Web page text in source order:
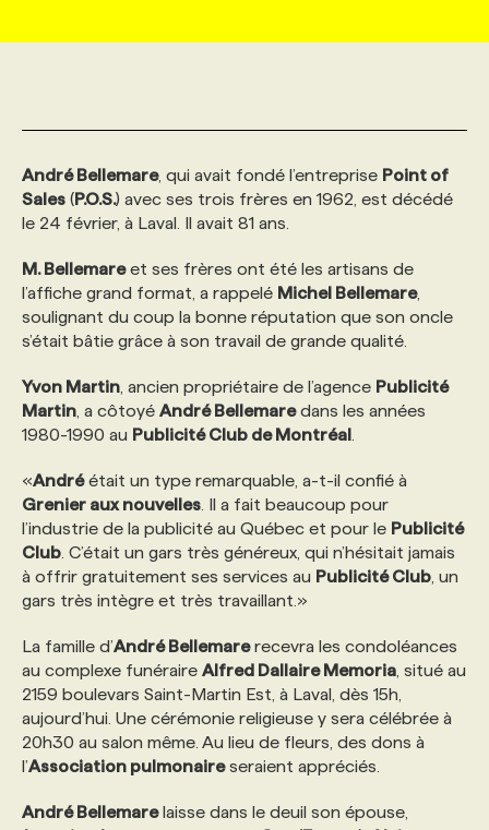
AFFAIRES DE L'INDUSTRIE
INITIATIVES NUMÉRIQUES
PRIX ET DISTINCTIONS
TENDANCES
WEB & MÉDIAS SOCIAUX
MARKETING DURABLE
GEO/SEO
ÉVÉNEMENTIEL
NOS AUTEUR‧RICES
INFOLETTRE PUBLICITÉ
ANNONCEZ AVEC NOUS
CONSULTER LA CVTHÈQUE
PROFIL ENTREPRISE
FAQ
ANNONCEZ AVEC NOUS
VOIR LES OFFRES
PROFIL CANDIDAT
FAQ
ANNONCEZ AVEC NOUS
NOS FORMATIONS EN LIGNE
NOS PARCOURS DE FORMATIONS
FORMATIONS PERSONNALISÉES
NOS FORMATEUR‧RICES
POURQUOI CHOISIR NOS FORMATIONS
NOS TARIFS
PROGRAMMES DE SUBVENTIONS
FAQ
ANNONCEZ AVEC NOUS
CHASSE DE TÊTE
SERVICE DE CHASSE DE TÊTE
NOS TARIFS
NOS EXPERTISES
FAQ
ANNONCEZ AVEC NOUS
André Bellemare, qui avait fondé l’entreprise Point of
Sales (P.O.S.) avec ses trois frères en 1962, est décédé
le 24 février, à Laval. Il avait 81 ans.
M. Bellemareet ses frères ont été les artisans de
l’affiche grand format, a rappelé Michel Bellemare,
soulignant du coup la bonne réputation que son oncle
s’était bâtie grâce à son travail de grande qualité.
Yvon Martin , ancien propriétaire de l’agence Publicité
Martin , a côtoyé André Bellemaredans les années
1980-1990 au Publicité Club de Montréal
«Andréétait un type remarquable, a-t-il confié à
Grenier aux nouvelles . Il a fait beaucoup pour
l’industrie de la publicité au Québec et pour le Publicité
Club . C’était un gars très généreux, qui n’hésitait jamais
à offrir gratuitement ses services au Publicité Club , un
gars très intègre et très travaillant.»
La famille d’André Bellemarerecevra les condoléances
au complexe funéraire Alfred Dallaire Memoria , situé au
2159 boulevars Saint-Martin Est, à Laval, dès 15h,
aujourd’hui. Une cérémonie religieuse y sera célébrée à
20h30 au salon même. Au lieu de fleurs, des dons à
l’Association pulmonaireseraient appréciés.
André Bellemarelaisse dans le deuil son épouse,